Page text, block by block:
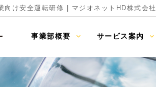
向け安全運転研修 | マジオネットHD株式会社
事業部概要 サービス案内